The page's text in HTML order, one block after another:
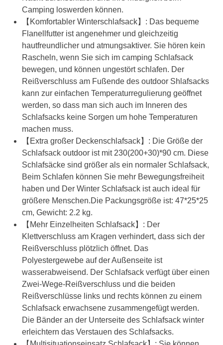
Camping loswerden können.
【Komfortabler Winterschlafsack】: Das bequeme
Flanellfutter ist angenehmer und gleichzeitig
hautfreundlicher und atmungsaktiver. Sie hören kein
Rascheln, wenn Sie sich im camping Schlafsack
bewegen, und können ungestört schlafen. Der
Reißverschluss am Fußende des outdoor Shlafsacks
kann zur einfachen Temperaturregulierung geöffnet
werden, so dass man sich auch im Inneren des
Schlafsacks keine Sorgen um hohe Temperaturen
machen muss.
【Extra großer Deckenschlafsack】: Die Größe der
Schlafsack outdoor ist mit 230(200+30)*90 cm. Diese
Schlafsäcke sind größer als ein normaler Schlafsack,
Beim Schlafen können Sie mehr Bewegungsfreiheit
haben und Der Winter Schlafsack ist auch ideal für
größere Menschen.Die Packungsgröße ist: 47*25*25
cm, Gewicht: 2.2 kg.
【Mehr Einzelheiten Schlafsack】: Der
Klettverschluss am Kragen verhindert, dass sich der
Reißverschluss plötzlich öffnet. Das
Polyestergewebe auf der Außenseite ist
wasserabweisend. Der Schlafsack verfügt über einen
Zwei-Wege-Reißverschluss und die beiden
Reißverschlüsse links und rechts können zu einem
Schlafsack erwachsene zusammengefügt werden.
Die Bänder an der Unterseite des Schlafsack winter
erleichtern das Verstauen des Schlafsacks.